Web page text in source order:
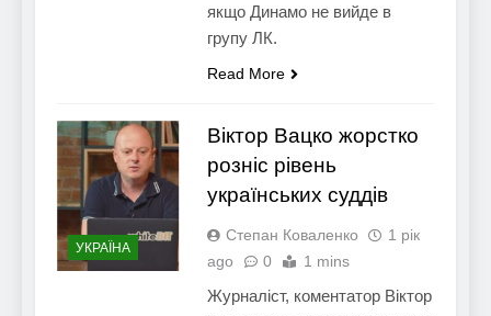
якщо Динамо не вийде в
групу ЛК.
Read More
УКРАЇНА
Віктор Вацко жорстко
розніс рівень
українських суддів
Степан Коваленко
1 рік
ago
0 1 mins
Журналіст, коментатор Віктор